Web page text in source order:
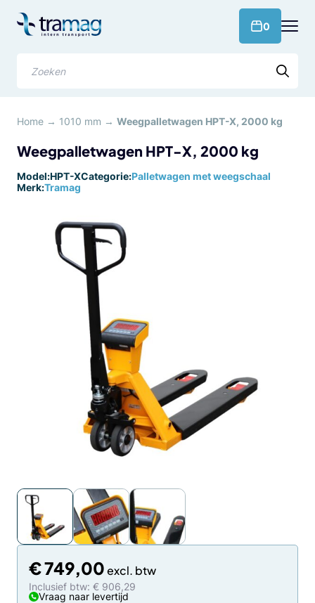
naar
0
Home → 1010 mm → Weegpalletwagen HPT-X, 2000 kg
Weegpalletwagen HPT-X, 2000 kg
Model:HPT-XCategorie:Palletwagen met weegschaal
Merk:Tramag
€749,00
Inclusief btw: € 906,29
Vraag naar levertijd